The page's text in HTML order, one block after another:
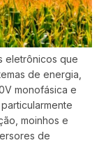
eletrônicos que
de energia,
monofásica e
moinhos e
de